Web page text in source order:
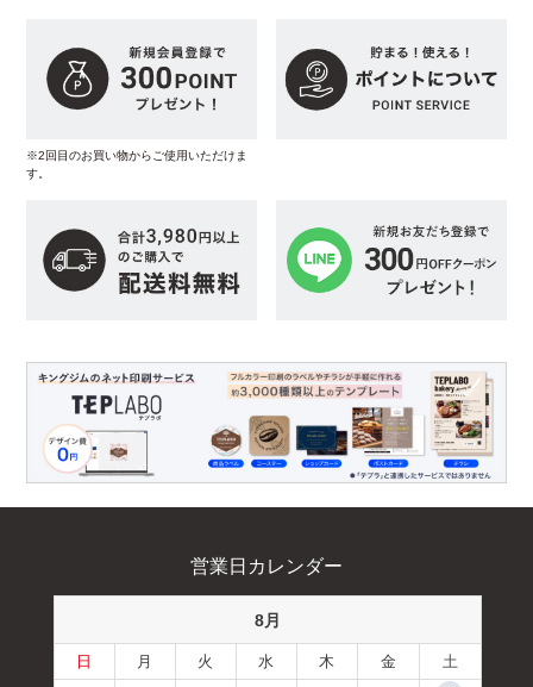
※2回目のお買い物からご使用いただけま
す。
営業日カレンダー
8月
日 月 火 水 木 金
土